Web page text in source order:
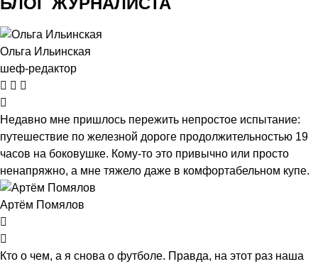
Ольга Ильинская
шеф-редактор
Недавно мне пришлось пережить непростое испытание:
путешествие по железной дороге продолжительностью 19
часов на боковушке. Кому-то это привычно или просто
ненапряжно, а мне тяжело даже в комфортабельном купе.
Артём Помялов
Кто о чем, а я снова о футболе. Правда, на этот раз наша